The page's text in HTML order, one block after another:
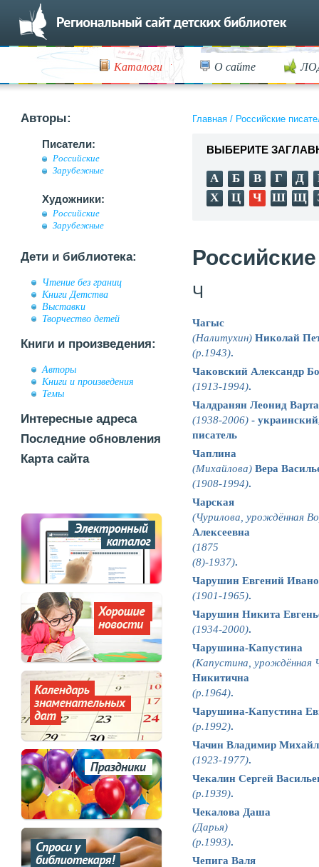
Каталоги О сайте
Авторы:
Писатели:
Российские
Зарубежные
Художники:
Российские
Зарубежные
Дети и библиотека:
Чтение без границ
Книги Детства
Выставки
Творчество детей
Книги и произведения:
Авторы
Книги и произведения
Темы
Интересные адреса
Последние обновления
Карта сайта
Главная / Российские
ВЫБЕРИТЕ
А Б В Г Д
Х
Ц Ч Ш Щ
Ч
Чагыс
(Налитухин) Николай
(р.1943).
Чаковский Александр
(1913-1994).
Чалдранян Леонид
(1938-2006) -
писатель
Чаплина
(Михайлова) Вера
(1908-1994).
Чарская
(Чурилова, урождённая
Алексеевна
(1875
(8)-1937).
Чарушин Евгений
(1901-1965).
Чарушин Никита
(1934-2000).
Чарушина-Капустина
(Капустина, урождённая
Никитична
(р.1964).
Чарушина-Капустина
(р.1992).
Чачин Владимир
(1923-1977).
Чекалин Сергей
(р.1939).
Чекалова Даша
(Дарья)
(р.1993).
Чепига Валя